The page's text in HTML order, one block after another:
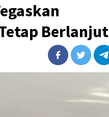
Berlanjut